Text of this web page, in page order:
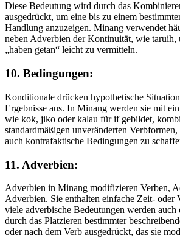
Diese Bedeutung wird durch das
ausgedrückt, um eine bis zu einem
Handlung anzuzeigen. Minang verwendet
neben Adverbien der Kontinuität, wie taruih,
„haben getan“ leicht zu vermitteln.
10. Bedingungen:
Konditionale drücken hypothetische
Ergebnisse aus. In Minang werden sie mit
wie kok, jiko oder kalau für if gebildet,
standardmäßigen unveränderten
auch kontrafaktische Bedingungen zu
11. Adverbien:
Adverbien in Minang modifizieren Verben,
Adverbien. Sie enthalten einfache Zeit- oder
viele adverbische Bedeutungen werden auch
durch das Platzieren bestimmter
oder nach dem Verb ausgedrückt, das sie